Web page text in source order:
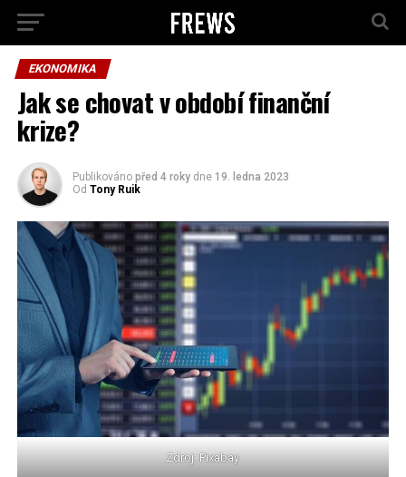
EKONOMIKA
Jak se chovat v období finanční
krize?
Publikováno před 4 roky dne 19. ledna 2023
Od Tony Ruik
Zdroj: Pixabay